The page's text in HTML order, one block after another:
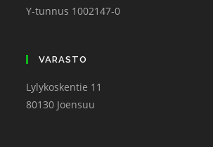
Y-tunnus 1002147-0
VARASTO
Lylykoskentie 11
80130 Joensuu